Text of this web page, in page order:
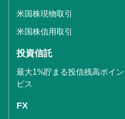
米国株現物取引
米国株信用取引
投資信託
最大1%貯まる投信残高ポイ
ビス
FX